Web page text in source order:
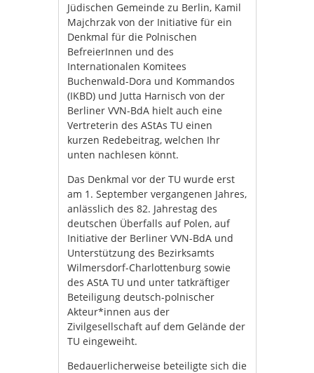
Jüdischen Gemeinde zu Berlin, Kamil
Majchrzak von der Initiative für ein
Denkmal für die Polnischen
BefreierInnen und des
Internationalen Komitees
Buchenwald-Dora und Kommandos
(IKBD) und Jutta Harnisch von der
Berliner VVN-BdA hielt auch eine
Vertreterin des AStAs TU einen
kurzen Redebeitrag, welchen Ihr
unten nachlesen könnt.
Das Denkmal vor der TU wurde erst
am 1. September vergangenen Jahres,
anlässlich des 82. Jahrestag des
deutschen Überfalls auf Polen, auf
Initiative der Berliner VVN-BdA und
Unterstützung des Bezirksamts
Wilmersdorf-Charlottenburg sowie
des AStA TU und unter tatkräftiger
Beteiligung deutsch-polnischer
Akteur*innen aus der
Zivilgesellschaft auf dem Gelände der
TU eingeweiht.
Bedauerlicherweise beteiligte sich die